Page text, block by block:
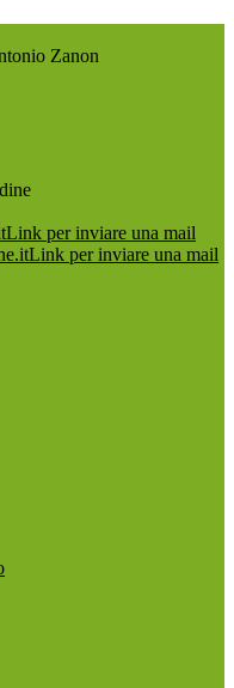
Zanon
Link per inviare una mail
Link per inviare una mail